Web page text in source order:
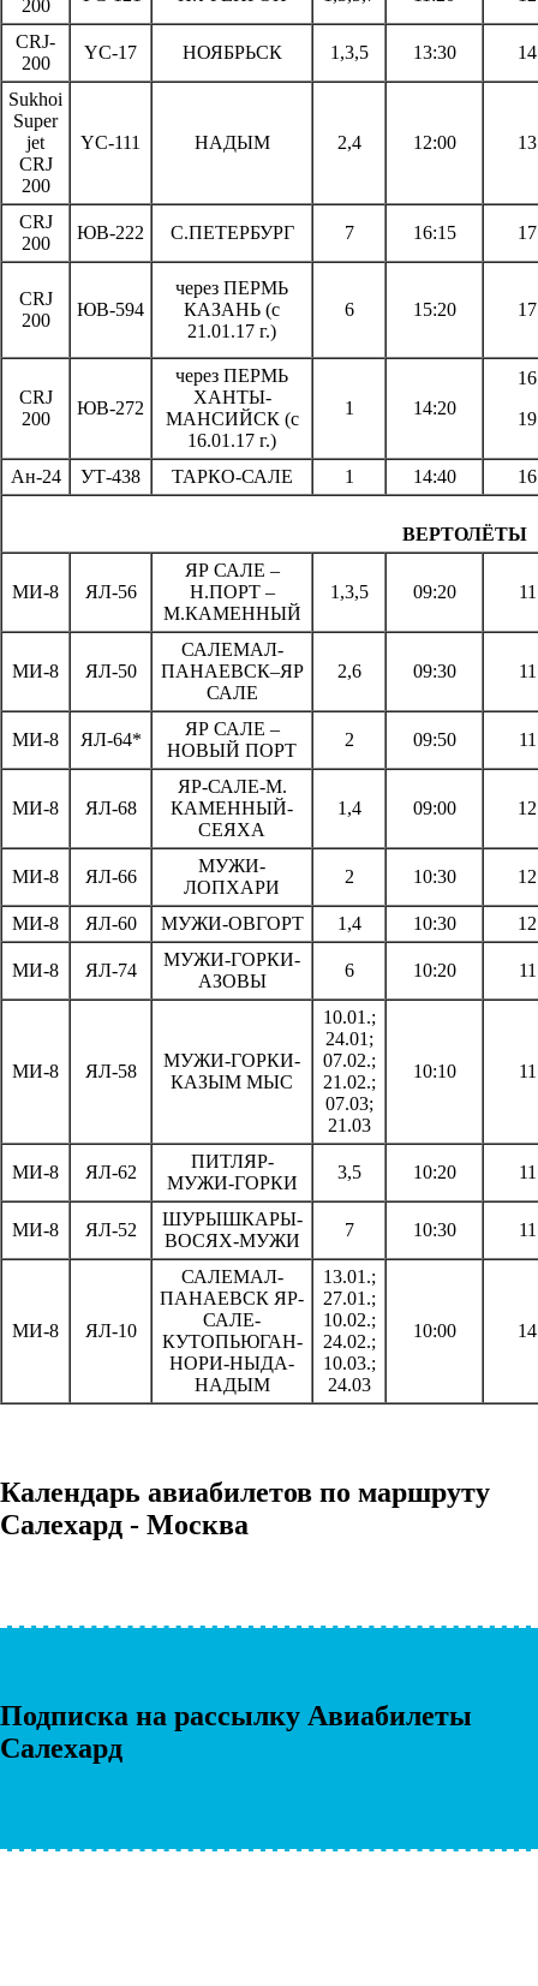
200
CRJ-
200
YC-17 НОЯБРЬСК 1,3,5 13:30
Sukhoi
Super
jet
CRJ
200
YC-111 НАДЫМ 2,4 12:00
CRJ
200
ЮВ-222 С.ПЕТЕРБУРГ 7 16:15
CRJ
200
ЮВ-594
через ПЕРМЬ
КАЗАНЬ (с
21.01.17 г.)
6 15:20
CRJ
200
ЮВ-272
через ПЕРМЬ
ХАНТЫ-
МАНСИЙСК (с
16.01.17 г.)
1 14:20
Ан-24 УТ-438 ТАРКО-САЛЕ 1 14:40
ВЕРТОЛЁТЫ
МИ-8 ЯЛ-56
ЯР САЛЕ –
Н.ПОРТ –
М.КАМЕННЫЙ
1,3,5 09:20
МИ-8 ЯЛ-50
САЛЕМАЛ-
ПАНАЕВСК–ЯР
САЛЕ
2,6 09:30
МИ-8 ЯЛ-64*
ЯР САЛЕ –
НОВЫЙ ПОРТ
2 09:50
МИ-8 ЯЛ-68
ЯР-САЛЕ-М.
КАМЕННЫЙ-
СЕЯХА
1,4 09:00
МИ-8 ЯЛ-66
МУЖИ-
ЛОПХАРИ
2 10:30
МИ-8 ЯЛ-60 МУЖИ-ОВГОРТ 1,4 10:30
МИ-8 ЯЛ-74
МУЖИ-ГОРКИ-
АЗОВЫ
6 10:20
МИ-8 ЯЛ-58
МУЖИ-ГОРКИ-
КАЗЫМ МЫС
10.01.;
24.01;
07.02.;
21.02.;
07.03;
21.03
10:10
МИ-8 ЯЛ-62
ПИТЛЯР-
МУЖИ-ГОРКИ
3,5 10:20
МИ-8 ЯЛ-52
ШУРЫШКАРЫ-
ВОСЯХ-МУЖИ
7 10:30
МИ-8 ЯЛ-10
САЛЕМАЛ-
ПАНАЕВСК ЯР-
САЛЕ-
КУТОПЬЮГАН-
НОРИ-НЫДА-
НАДЫМ
13.01.;
27.01.;
10.02.;
24.02.;
10.03.;
24.03
10:00
Календарь авиабилетов по маршруту
Салехард - Москва
Подписка на рассылку Авиабилеты
Салехард